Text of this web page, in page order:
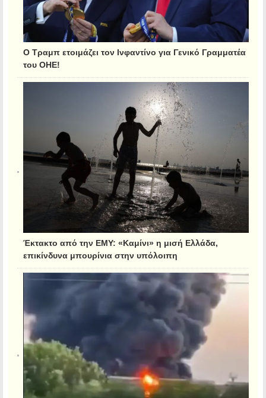
Ο Τραμπ ετοιμάζει τον Ινφαντίνο για Γενικό Γραμματέα
του ΟΗΕ!
Έκτακτο από την ΕΜΥ: «Καμίνι» η μισή Ελλάδα,
επικίνδυνα μπουρίνια στην υπόλοιπη